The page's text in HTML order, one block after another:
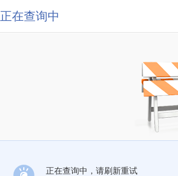
正在查询中
正在查询中，请刷新重试